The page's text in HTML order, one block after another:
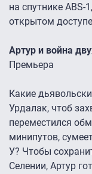
на спутнике
открытом
Артур и война
Премьера
Какие
Урдалак, чтоб
переместился
минипутов,
У? Чтобы
Селении, Артур